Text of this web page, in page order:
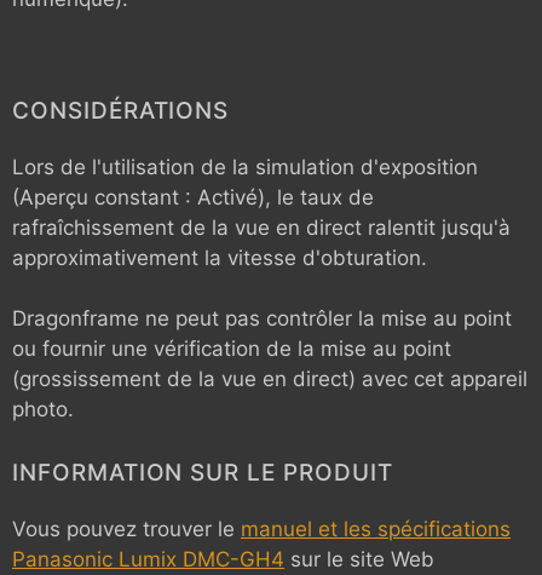
CONSIDÉRATIONS
Lors de l'utilisation de la simulation d'exposition
(Aperçu constant : Activé), le taux de
rafraîchissement de la vue en direct ralentit jusqu'à
approximativement la vitesse d'obturation.
Dragonframe ne peut pas contrôler la mise au point
ou fournir une vérification de la mise au point
(grossissement de la vue en direct) avec cet appareil
photo.
INFORMATION SUR LE PRODUIT
Vous pouvez trouver le manuel et les spécifications
Panasonic Lumix DMC-GH4 sur le site Web